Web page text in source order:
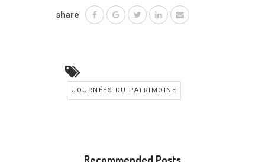
share
JOURNÉES DU PATRIMOINE